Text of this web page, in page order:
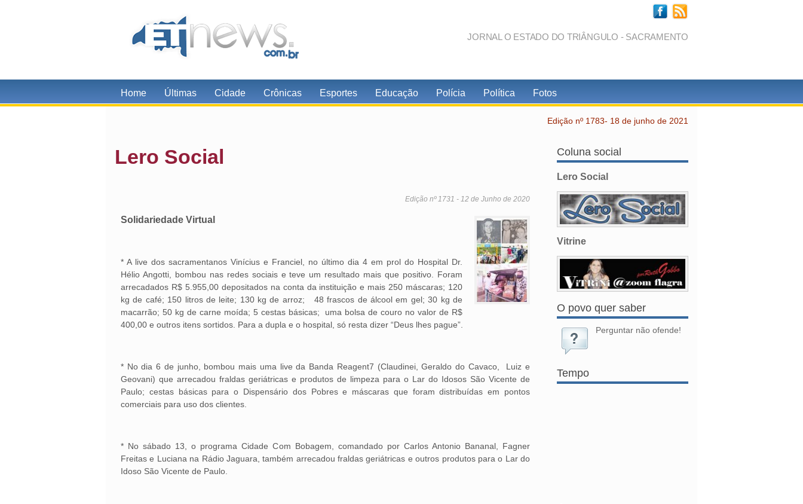
JORNAL O ESTADO DO TRIÂNGULO - SACRAMENTO
Home Últimas Cidade Crônicas Esportes Educação Polícia Política Fotos
Edição nº 1783- 18 de junho de 2021
Lero Social
Edição nº 1731 - 12 de Junho de 2020
Solidariedade Virtual
* A live dos sacramentanos Vinícius e Franciel, no último dia 4 em prol do Hospital Dr.
Hélio Angotti, bombou nas redes sociais e teve um resultado mais que positivo. Foram
arrecadados R$ 5.955,00 depositados na conta da instituição e mais 250 máscaras; 120
kg de café; 150 litros de leite; 130 kg de arroz; 48 frascos de álcool em gel; 30 kg de
macarrão; 50 kg de carne moída; 5 cestas básicas; uma bolsa de couro no valor de R$
400,00 e outros itens sortidos. Para a dupla e o hospital, só resta dizer “Deus lhes pague”.
* No dia 6 de junho, bombou mais uma live da Banda Reagent7 (Claudinei, Geraldo do Cavaco, Luiz e
Geovani) que arrecadou fraldas geriátricas e produtos de limpeza para o Lar do Idosos São Vicente de
Paulo; cestas básicas para o Dispensário dos Pobres e máscaras que foram distribuídas em pontos
comerciais para uso dos clientes.
* No sábado 13, o programa Cidade Com Bobagem, comandado por Carlos Antonio Bananal, Fagner
Freitas e Luciana na Rádio Jaguara, também arrecadou fraldas geriátricas e outros produtos para o Lar do
Idoso São Vicente de Paulo.
Coluna social
Lero Social
Vitrine
O povo quer saber
Perguntar não ofende!
Tempo